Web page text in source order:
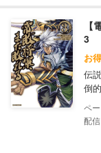
【
3
お
伝
倒
配